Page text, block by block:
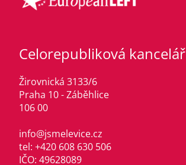
Celorepubliková kancelář
Žirovnická 3133/6
Praha 10 - Záběhlice
106 00
info@jsmelevice.cz
tel: +420 608 630 506
IČO: 49628089